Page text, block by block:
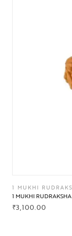
1 MUKHI
1 MUKHI RUDRAKSHA
₹3,100.00